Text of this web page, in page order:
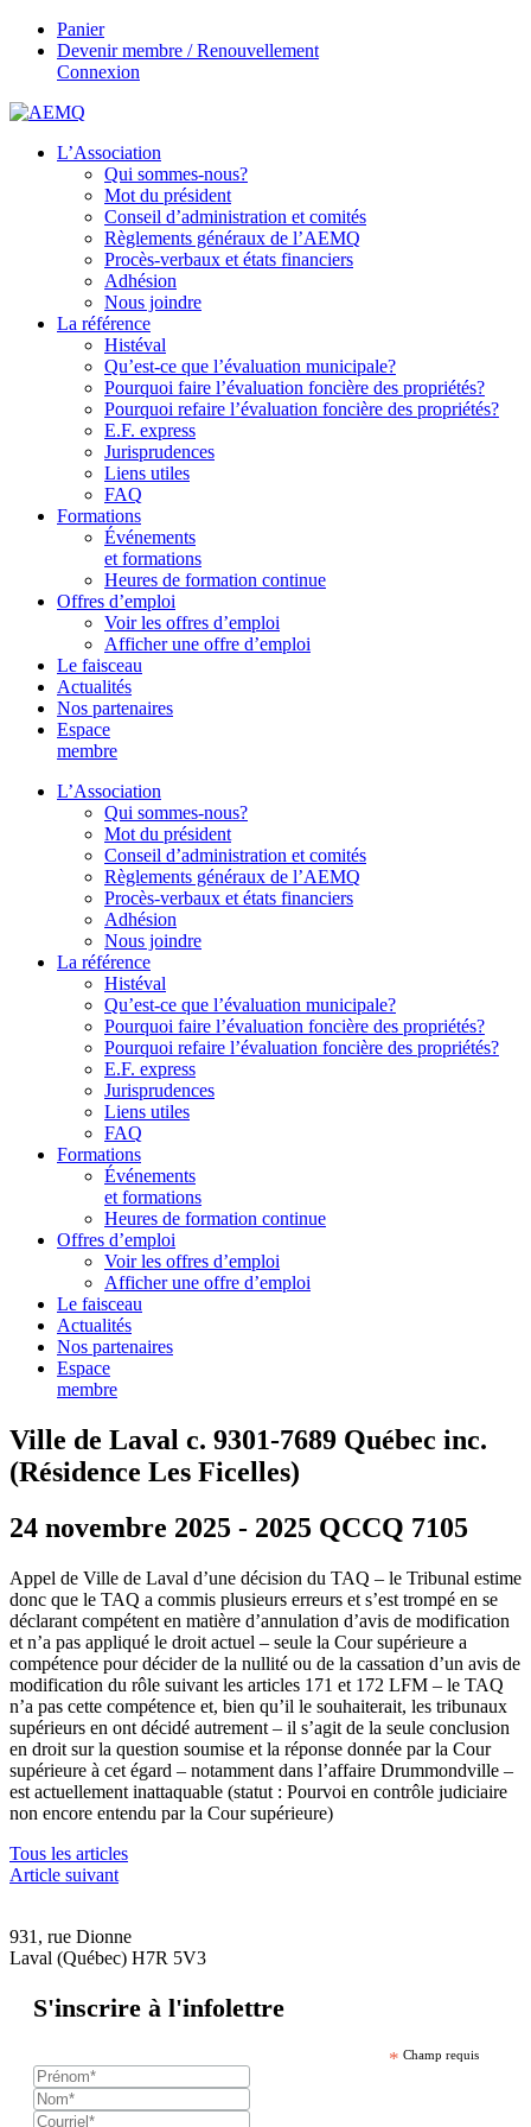
Panier
Devenir membre / Renouvellement
Connexion
L’Association
Qui sommes-nous?
Mot du président
Conseil d’administration et comités
Règlements généraux de l’AEMQ
Procès-verbaux et états financiers
Adhésion
Nous joindre
La référence
Histéval
Qu’est-ce que l’évaluation municipale?
Pourquoi faire l’évaluation foncière des propriétés?
Pourquoi refaire l’évaluation foncière des propriétés?
E.F. express
Jurisprudences
Liens utiles
FAQ
Formations
Événements
et formations
Heures de formation continue
Offres d’emploi
Voir les offres d’emploi
Afficher une offre d’emploi
Le faisceau
Actualités
Nos partenaires
Espace
membre
L’Association
Qui sommes-nous?
Mot du président
Conseil d’administration et comités
Règlements généraux de l’AEMQ
Procès-verbaux et états financiers
Adhésion
Nous joindre
La référence
Histéval
Qu’est-ce que l’évaluation municipale?
Pourquoi faire l’évaluation foncière des propriétés?
Pourquoi refaire l’évaluation foncière des propriétés?
E.F. express
Jurisprudences
Liens utiles
FAQ
Formations
Événements
et formations
Heures de formation continue
Offres d’emploi
Voir les offres d’emploi
Afficher une offre d’emploi
Le faisceau
Actualités
Nos partenaires
Espace
membre
Ville de Laval c. 9301-7689 Québec inc.
(Résidence Les Ficelles)
24 novembre 2025 - 2025 QCCQ 7105
Appel de Ville de Laval d’une décision du TAQ – le Tribunal estime
donc que le TAQ a commis plusieurs erreurs et s’est trompé en se
déclarant compétent en matière d’annulation d’avis de modification
et n’a pas appliqué le droit actuel – seule la Cour supérieure a
compétence pour décider de la nullité ou de la cassation d’un avis de
modification du rôle suivant les articles 171 et 172 LFM – le TAQ
n’a pas cette compétence et, bien qu’il le souhaiterait, les tribunaux
supérieurs en ont décidé autrement – il s’agit de la seule conclusion
en droit sur la question soumise et la réponse donnée par la Cour
supérieure à cet égard – notamment dans l’affaire Drummondville –
est actuellement inattaquable (statut : Pourvoi en contrôle judiciaire
non encore entendu par la Cour supérieure)
Tous les articles
Article suivant
931, rue Dionne
Laval (Québec) H7R 5V3
S'inscrire à l'infolettre
* Champ requis